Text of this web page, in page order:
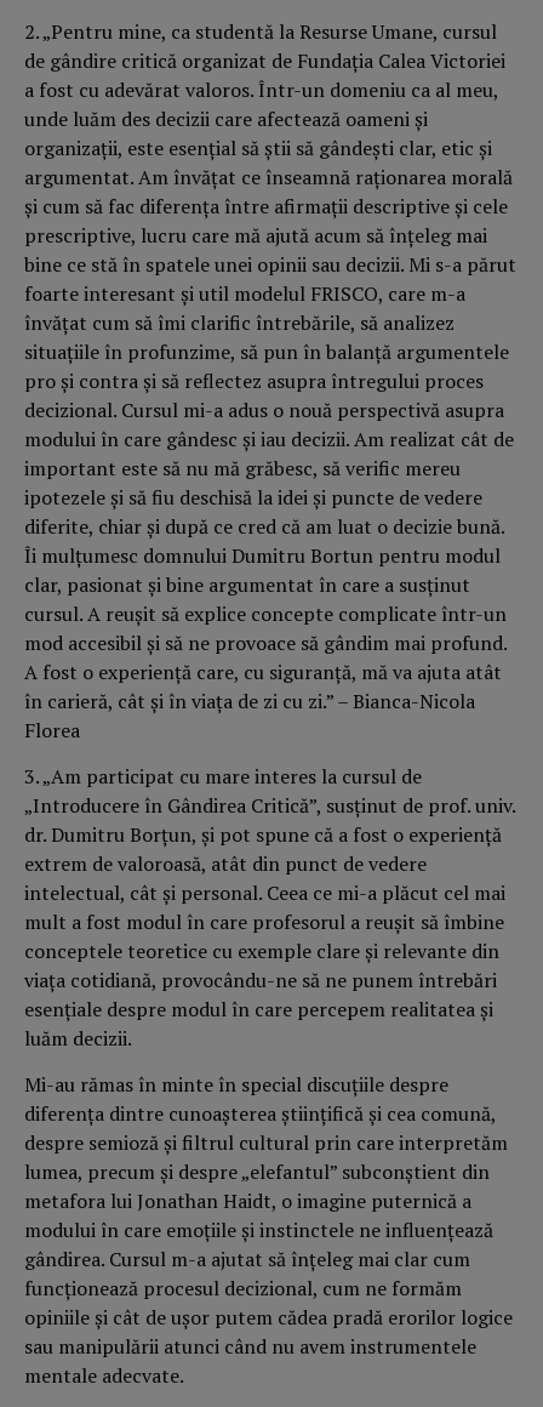
2. „Pentru mine, ca studentă la Resurse Umane, cursul
de gândire critică organizat de Fundaţia Calea Victoriei
a fost cu adevărat valoros. Într-un domeniu ca al meu,
unde luăm des decizii care afectează oameni şi
organizaţii, este esenţial să ştii să gândeşti clar, etic şi
argumentat. Am învăţat ce înseamnă raţionarea morală
şi cum să fac diferenţa între afirmaţii descriptive şi cele
prescriptive, lucru care mă ajută acum să înţeleg mai
bine ce stă în spatele unei opinii sau decizii. Mi s-a părut
foarte interesant şi util modelul FRISCO, care m-a
învăţat cum să îmi clarific întrebările, să analizez
situaţiile în profunzime, să pun în balanţă argumentele
pro şi contra şi să reflectez asupra întregului proces
decizional. Cursul mi-a adus o nouă perspectivă asupra
modului în care gândesc şi iau decizii. Am realizat cât de
important este să nu mă grăbesc, să verific mereu
ipotezele şi să fiu deschisă la idei şi puncte de vedere
diferite, chiar şi după ce cred că am luat o decizie bună.
Îi mulţumesc domnului Dumitru Bortun pentru modul
clar, pasionat şi bine argumentat în care a susţinut
cursul. A reuşit să explice concepte complicate într-un
mod accesibil şi să ne provoace să gândim mai profund.
A fost o experienţă care, cu siguranţă, mă va ajuta atât
în carieră, cât şi în viaţa de zi cu zi.” – Bianca-Nicola
Florea
3. „Am participat cu mare interes la cursul de
„Introducere în Gândirea Critică”, susţinut de prof. univ.
dr. Dumitru Borţun, şi pot spune că a fost o experienţă
extrem de valoroasă, atât din punct de vedere
intelectual, cât şi personal. Ceea ce mi-a plăcut cel mai
mult a fost modul în care profesorul a reuşit să îmbine
conceptele teoretice cu exemple clare şi relevante din
viaţa cotidiană, provocându-ne să ne punem întrebări
esenţiale despre modul în care percepem realitatea şi
luăm decizii.
Mi-au rămas în minte în special discuţiile despre
diferenţa dintre cunoaşterea ştiinţifică şi cea comună,
despre semioză şi filtrul cultural prin care interpretăm
lumea, precum şi despre „elefantul” subconştient din
metafora lui Jonathan Haidt, o imagine puternică a
modului în care emoţiile şi instinctele ne influenţează
gândirea. Cursul m-a ajutat să înţeleg mai clar cum
funcţionează procesul decizional, cum ne formăm
opiniile şi cât de uşor putem cădea pradă erorilor logice
sau manipulării atunci când nu avem instrumentele
mentale adecvate.